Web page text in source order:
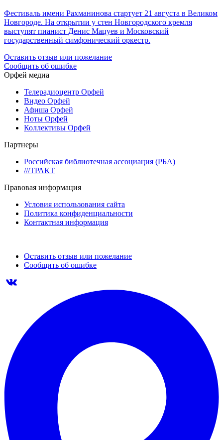
Фестиваль имени Рахманинова стартует 21 августа в Великом
Новгороде. На открытии у стен Новгородского кремля
выступят пианист Денис Мацуев и Московский
государственный симфонический оркестр.
Оставить отзыв или пожелание
Сообщить об ошибке
Орфей медиа
Телерадиоцентр Орфей
Видео Орфей
Афиша Орфей
Ноты Орфей
Коллективы Орфей
Партнеры
Российская библиотечная ассоциация (РБА)
///ТРАКТ
Правовая информация
Условия использования сайта
Политика конфиденциальности
Контактная информация
Оставить отзыв или пожелание
Сообщить об ошибке